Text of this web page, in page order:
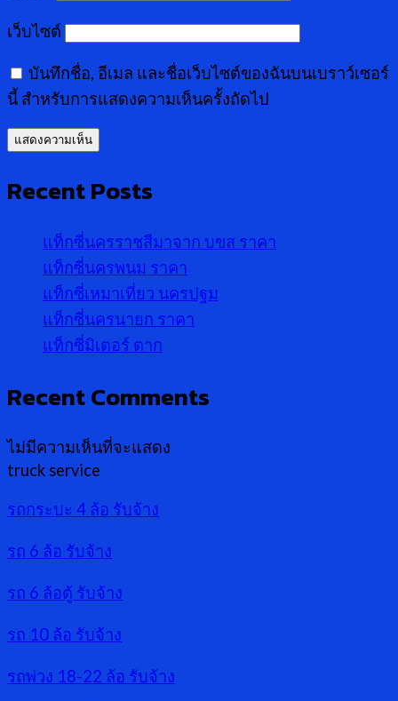
เว็บไซต์
บันทึกชื่อ, อีเมล และชื่อเว็บไซต์ของฉันบนเบราว์เซอร์
นี้ สำหรับการแสดงความเห็นครั้งถัดไป
Recent Posts
แท็กซี่นครราชสีมาจาก บขส ราคา
แท็กซี่นครพนม ราคา
แท็กซี่เหมาเที่ยว นครปฐม
แท็กซี่นครนายก ราคา
แท็กซี่มิเตอร์ ตาก
Recent Comments
ไม่มีความเห็นที่จะแสดง
truck service
รถกระบะ 4 ล้อ รับจ้าง
รถ 6 ล้อ รับจ้าง
รถ 6 ล้อตู้ รับจ้าง
รถ 10 ล้อ รับจ้าง
รถพ่วง 18-22 ล้อ รับจ้าง